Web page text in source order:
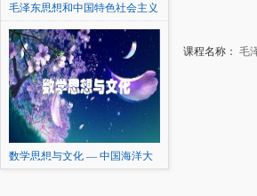
毛泽东思想和中国特色社会主义
数学思想与文化 — 中国海洋大
课程名称： 毛